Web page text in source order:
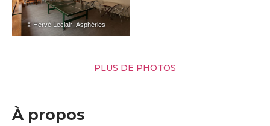
– © Hervé Leclair_Asphéries
PLUS DE PHOTOS
À propos